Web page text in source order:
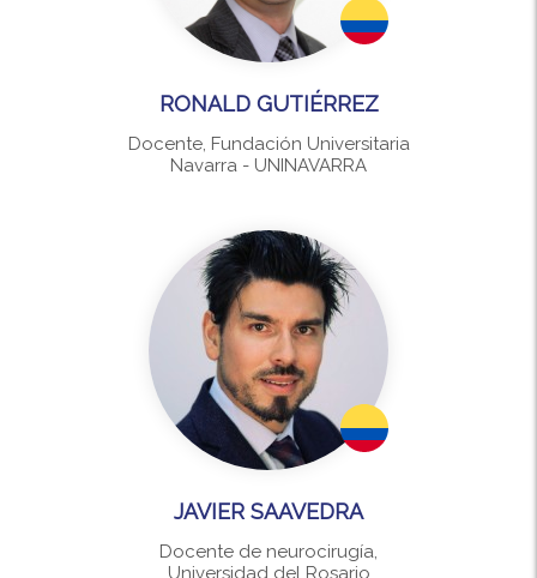
RONALD GUTIÉRREZ
Docente, Fundación Universitaria
Navarra - UNINAVARRA
JAVIER SAAVEDRA
Docente de neurocirugía,
Universidad del Rosario